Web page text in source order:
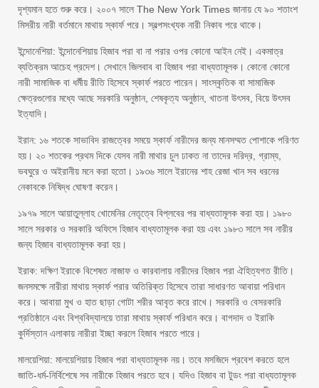
দৃশ্যমান হতে শুরু করে। ২০০৭ সালে The New York Times জানায় যে ৯০ শতাংশ
মিসরীয় নারী বর্তমানে মাথায় স্কার্ফ পরে। স্বল্পসংখ্যক নারী নিকাব পরে থাকে।
ইন্দোনেশিয়া: ইন্দোনেশিয়ায় হিজাব পরা বা না পরার ওপর কোনো আইন নেই। একমাত্র
ব্যতিক্রম আচেহ প্রদেশ। সেখানে জিলবাব বা হিজাব পরা বাধ্যতামূলক। কোনো কোনো
নারী সামাজিক বা ধর্মীয় রীতি হিসেবে স্কার্ফ পরতে পারেন। সাংস্কৃতিক বা সামাজিক
ক্ষেত্রগুলোর মধ্যে আছে সরকারি অনুষ্ঠান, শেষকৃত্য অনুষ্ঠান, খাতনা উৎসব, বিয়ে উৎসব
ইত্যাদি।
ইরান: ১৬ শতকে সাভাবিদ রাজত্বের সময়ে স্কার্ফ নারীদের জন্য মানসম্মত পোশাকে পরিণত
হয়। ২০ শতকের প্রথম দিকে যেসব নারী মাথার চুল ঢাকত না তাদের দরিদ্র, গ্রাম্য,
ভবঘুরে ও অইরানীয় মনে করা হতো। ১৯৩৬ সালে ইরানের শাহ রেজা খান সব ধরনের
নেকাবকে নিষিদ্ধ ঘোষণা করেন।
১৯৭৯ সালে আয়াতুল্লাহ খোমেনির নেতৃত্বে বিপ্লবের পর বাধ্যতামূলক করা হয়। ১৯৮০
সালে সরকার ও সরকারি অফিসে হিজাব বাধ্যতামূলক করা হয় এবং ১৯৮৩ সালে সব নারীর
জন্য হিজাব বাধ্যতামূলক করা হয়।
ইরাক: দক্ষিণ ইরাকে বিশেষত নাজাফ ও কারবালায় নারীদের হিজাব পরা ঐহিত্যগত রীতি।
জনসমক্ষে নারীরা মাথায় স্কার্ফ পরার অতিরিক্ত হিসেবে তারা সাধারণত আবায়া পরিধান
করে। আবায়া মুখ ও হাত ছাড়া গোটা শরীর আবৃত করে রাখে। সরকারি ও বেসরকারি
প্রতিষ্ঠানে এবং বিশ্ববিদ্যালয়ে তারা মাথায় স্কার্ফ পরিধান করে। বাগদাদ ও ইরাকি
কুর্দিস্তান এলাকায় নারীরা ইচ্ছা করলে হিজাব পরতে পারে।
মালয়েশিয়া: মালয়েশিয়ায় হিজাব পরা বাধ্যতামূলক নয়। তবে মসজিদে প্রবেশ করতে হলে
জাতি-ধর্ম-নির্বিশেষে সব নারীকে হিজাব পরতে হবে। যদিও হিজাব বা টুডং পরা বাধ্যতামূলক